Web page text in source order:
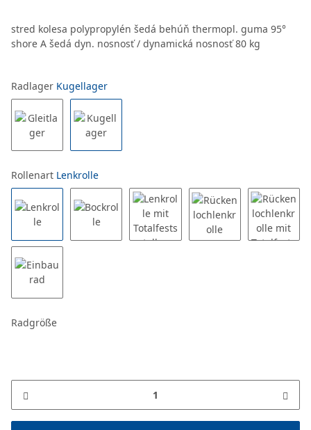
stred kolesa polypropylén šedá behúň thermopl. guma 95°
shore A šedá dyn. nosnosť / dynamická nosnosť 80 kg
Radlager Kugellager
Rollenart Lenkrolle
Radgröße